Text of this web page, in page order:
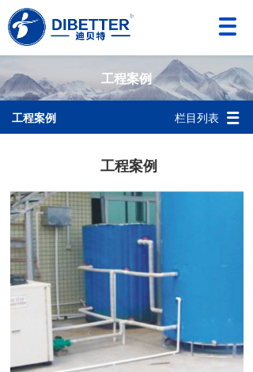
工程案例
栏目列表
工程案例
工程案例